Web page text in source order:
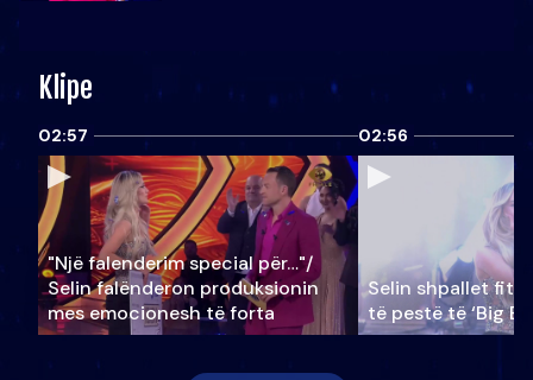
Klipe
02:57
"Një falenderim special për…"/
Selin falënderon produksionin
mes emocionesh të forta
02:56
Selin shpallet
të pestë të ‘Big